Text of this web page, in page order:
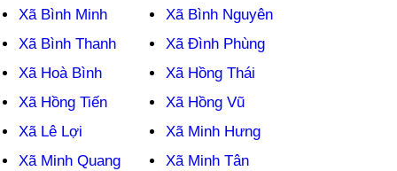
Xã Bình Minh
Xã Bình Nguyên
Xã Bình Thanh
Xã Đình Phùng
Xã Hoà Bình
Xã Hồng Thái
Xã Hồng Tiến
Xã Hồng Vũ
Xã Lê Lợi
Xã Minh Hưng
Xã Minh Quang
Xã Minh Tân